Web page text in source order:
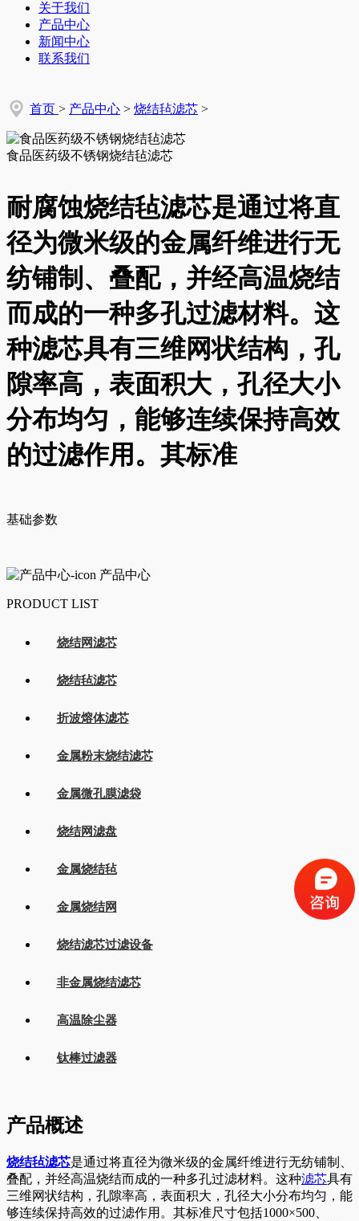
关于我们
产品中心
新闻中心
联系我们
首页 > 产品中心 > 烧结毡滤芯 >
食品医药级不锈钢烧结毡滤芯
耐腐蚀烧结毡滤芯是通过将直
径为微米级的金属纤维进行无
纺铺制、叠配，并经高温烧结
而成的一种多孔过滤材料。这
种滤芯具有三维网状结构，孔
隙率高，表面积大，孔径大小
分布均匀，能够连续保持高效
的过滤作用。其标准
基础参数
产品中心
PRODUCT LIST
烧结网滤芯
烧结毡滤芯
折波熔体滤芯
金属粉末烧结滤芯
金属微孔膜滤袋
烧结网滤盘
金属烧结毡
金属烧结网
烧结滤芯过滤设备
非金属烧结滤芯
高温除尘器
钛棒过滤器
产品概述
烧结毡滤芯是通过将直径为微米级的金属纤维进行无纺铺制、
叠配，并经高温烧结而成的一种多孔过滤材料。这种滤芯具有
三维网状结构，孔隙率高，表面积大，孔径大小分布均匀，能
够连续保持高效的过滤作用。其标准尺寸包括1000×500、